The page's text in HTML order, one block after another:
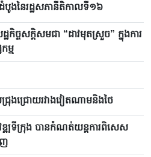
ងនៃរដ្ឋសភានីតិកាលទី១៦
កិច្ចសក្តិសមជា “ដាវមុតស្រួច” ក្នុងការ
ម្ម
រុងជ្រោយរវាងវៀតណាមនិងថៃ
វឌ្ឍទីក្រុង បាន​កំណត់យន្តការពិសេស